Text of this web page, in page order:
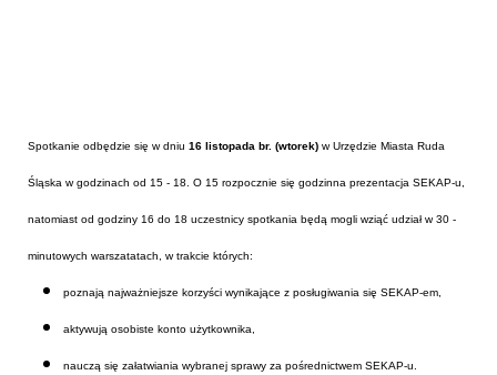
Spotkanie odbędzie się w dniu 16 listopada br. (wtorek) w Urzędzie Miasta Ruda
Śląska w godzinach od 15 - 18. O 15 rozpocznie się godzinna prezentacja SEKAP-u,
natomiast od godziny 16 do 18 uczestnicy spotkania będą mogli wziąć udział w 30 -
minutowych warszatatach, w trakcie których:
poznają najważniejsze korzyści wynikające z posługiwania się SEKAP-em,
aktywują osobiste konto użytkownika,
nauczą się załatwiania wybranej sprawy za pośrednictwem SEKAP-u.